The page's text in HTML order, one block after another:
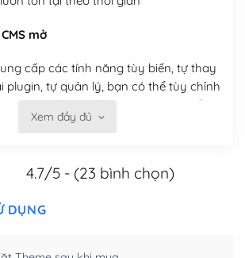
mở
cấp các tính năng tùy biến, tự thay
plugin, tự quản lý, bạn có thể tùy chỉnh
không phải sử dụng dịch vụ tại bất
website WordPress
Xem đầy đủ
4.7/5 - (23 bình chọn)
DỤNG